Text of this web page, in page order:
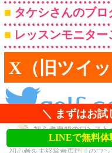
タケシさんのブロ
レッスンモニター
X（旧ツイッ
＼ まずはお試
LINEで無料体